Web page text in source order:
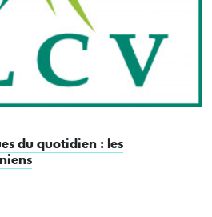
du quotidien : les